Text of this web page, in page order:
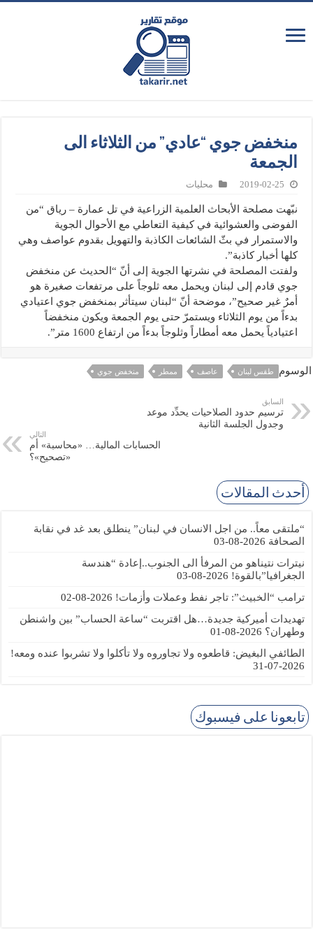
منخفض جوي “عادي” من الثلاثاء الى
الجمعة
2019-02-25 محليات
نبّهت مصلحة الأبحاث العلمية الزراعية في تل عمارة – رياق “من
الفوضى والعشوائية في كيفية التعاطي مع الأحوال الجوية
والاستمرار في بثّ الشائعات الكاذبة والتهويل بقدوم عواصف وهي
كلها أخبار كاذبة”.
ولفتت المصلحة في نشرتها الجوية إلى أنّ “الحديث عن منخفض
جوي قادم إلى لبنان ويحمل معه ثلوجاً على مرتفعات صغيرة هو
أمرٌ غير صحيح”، موضحة أنّ “لبنان سيتأثر بمنخفض جوي اعتيادي
بدءاً من يوم الثلاثاء ويستمرّ حتى يوم الجمعة ويكون منخفضاً
اعتيادياً يحمل معه أمطاراً وثلوجاً بدءاً من ارتفاع 1600 متر”.
الوسوم طقس لبنان عاصف ممطر منخفض جوي
السابق
ترسيم حدود الصلاحيات يحدِّد موعد
وجدول الجلسة الثانية
التالي
الحسابات المالية… «محاسبة» أم
«تصحيح»؟
أحدث المقالات
“ملتقى معاً.. من اجل الانسان في لبنان” ينطلق بعد غد في نقابة
الصحافة 2026-08-03
نيترات نتيناهو من المرفأ الى الجنوب..إعادة “هندسة
الجغرافيا”بالقوة! 2026-08-03
ترامب “الخبيث”: تاجر نفط وعملات وأزمات! 2026-08-02
تهديدات أميركية جديدة…هل اقتربت “ساعة الحساب” بين واشنطن
وطهران؟ 2026-08-01
الطائفي البغيض: قاطعوه ولا تجاوروه ولا تأكلوا ولا تشربوا عنده ومعه!
2026-07-31
تابعونا على فيسبوك